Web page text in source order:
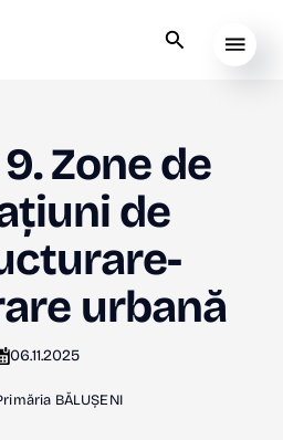
Zone de
de
urbană
06.11.2025
BĂLUȘENI